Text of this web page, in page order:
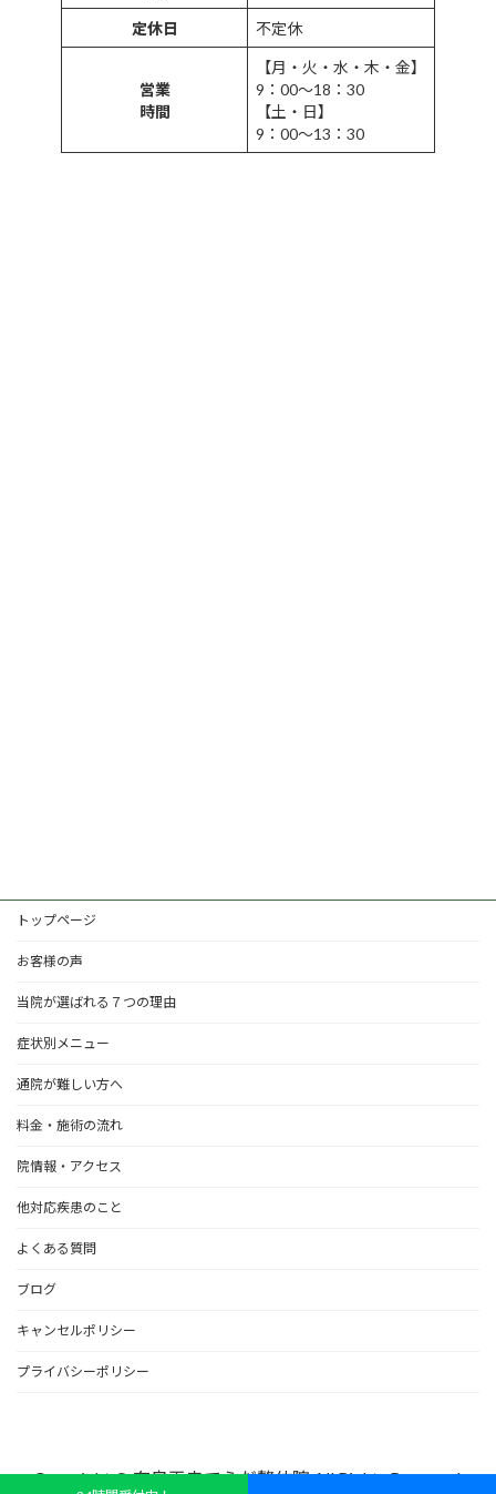
定休日 不定休
営業
時間
【月・火・水・木・金】
9：00～18：30
【土・日】
9：00～13：30
トップページ
お客様の声
当院が選ばれる７つの理由
症状別メニュー
通院が難しい方へ
料金・施術の流れ
院情報・アクセス
他対応疾患のこと
よくある質問
ブログ
キャンセルポリシー
プライバシーポリシー
Copyright © 奈良王寺てらだ整体院 All Rights Reserved.